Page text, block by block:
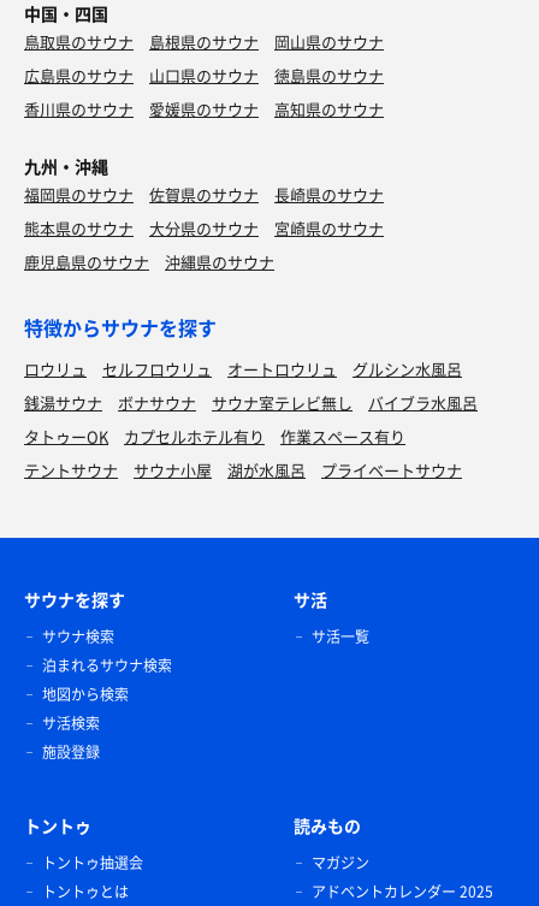
中国・四国
鳥取県のサウナ 島根県のサウナ
岡山県のサウナ
広島県のサウナ
山口県のサウナ
徳島県のサウナ
香川県のサウナ
愛媛県のサウナ 高知県のサウナ
九州・沖縄
福岡県のサウナ 佐賀県のサウナ
長崎県のサウナ
熊本県のサウナ
大分県のサウナ
宮崎県のサウナ
鹿児島県のサウナ
沖縄県のサウナ
特徴からサウナを探す
ロウリュ セルフロウリュ オートロウリュ
グルシン水風呂
銭湯サウナ
ボナサウナ サウナ室テレビ無し
バイブラ水風呂
タトゥーOK
カプセルホテル有り
作業スペース有り
テントサウナ
サウナ小屋 湖が水風呂 プライベートサウナ
サウナを探す
サウナ検索
泊まれるサウナ検索
地図から検索
サ活検索
施設登録
サ活
サ活一覧
トントゥ
トントゥ抽選会
トントゥとは
読みもの
マガジン
アドベントカレンダー 2025